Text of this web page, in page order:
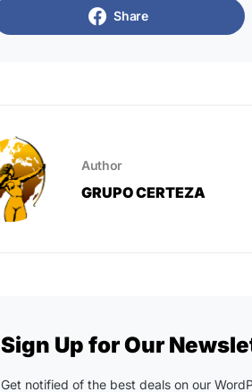
Share
Author
GRUPO CERTEZA
Sign Up for Our
Get notified of the best deals on our